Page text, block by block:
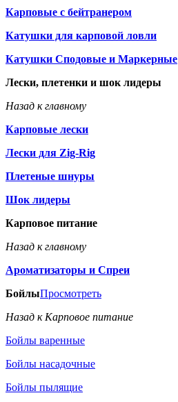
Карповые с бейтранером
Катушки для карповой ловли
Катушки Сподовые и Маркерные
Лески, плетенки и шок лидеры
Назад к главному
Карповые лески
Лески для Zig-Rig
Плетеные шнуры
Шок лидеры
Карповое питание
Назад к главному
Ароматизаторы и Спреи
БойлыПросмотреть
Назад к Карповое питание
Бойлы варенные
Бойлы насадочные
Бойлы пылящие